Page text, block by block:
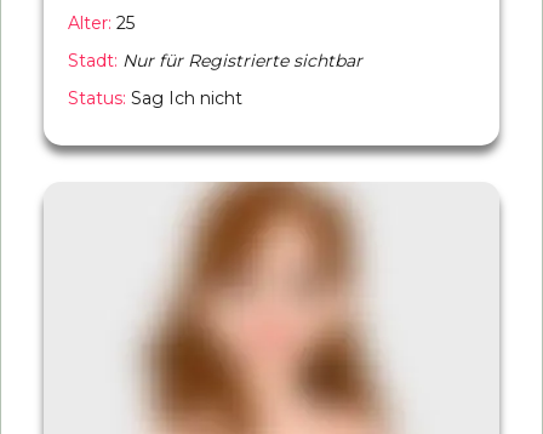
Alter: 25
Stadt: Nur für Registrierte sichtbar
Status: Sag Ich nicht